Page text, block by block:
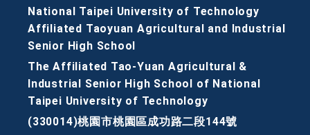
National Taipei University of Technology
Affiliated Taoyuan Agricultural and Industrial
Senior High School
The Affiliated Tao-Yuan Agricultural &
Industrial Senior High School of National
Taipei University of Technology
(330014)桃園市桃園區成功路二段144號